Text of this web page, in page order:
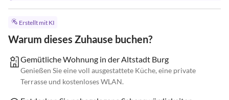
Erstellt mit KI
Warum dieses Zuhause buchen?
Gemütliche Wohnung in der Altstadt Burg
Genießen Sie eine voll ausgestattete Küche, eine private
Terrasse und kostenloses WLAN.